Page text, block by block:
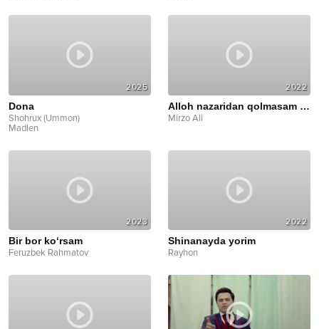
2025
Dona
Shohrux (Ummon)
Madlen
2022
Alloh nazaridan qolmasam bo‘ldi
Mirzo Ali
2023
Bir bor ko‘rsam
Feruzbek Rahmatov
2022
Shinanayda yorim
Rayhon